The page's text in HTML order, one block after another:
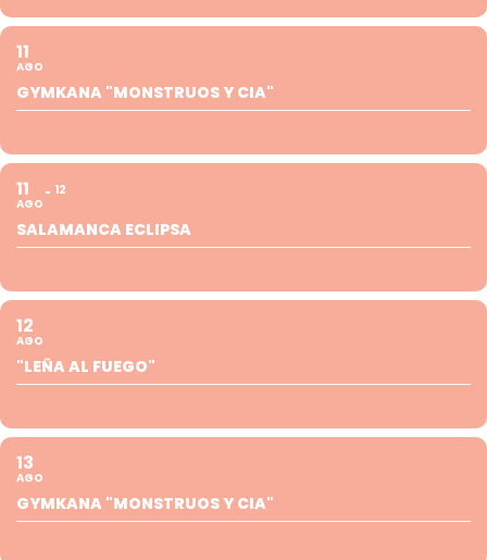
11
AGO
GYMKANA "MONSTRUOS Y CIA"
11
AGO
12
SALAMANCA ECLIPSA
12
AGO
"LEÑA AL FUEGO"
13
AGO
GYMKANA "MONSTRUOS Y CIA"